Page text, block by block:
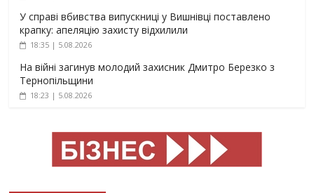
У справі вбивства випускниці у Вишнівці поставлено
крапку: апеляцію захисту відхилили
18:35 | 5.08.2026
На війні загинув молодий захисник Дмитро Березко з
Тернопільщини
18:23 | 5.08.2026